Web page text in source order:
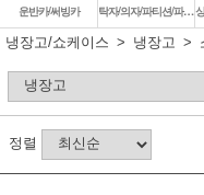
운반카/써빙카 탁자/의자/파티션/파라솔
냉장고/쇼케이스
냉장고
정렬